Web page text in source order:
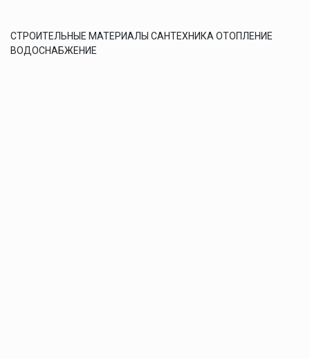
СТРОИТЕЛЬНЫЕ МАТЕРИАЛЫ САНТЕХНИКА ОТОПЛЕНИЕ
ВОДОСНАБЖЕНИЕ